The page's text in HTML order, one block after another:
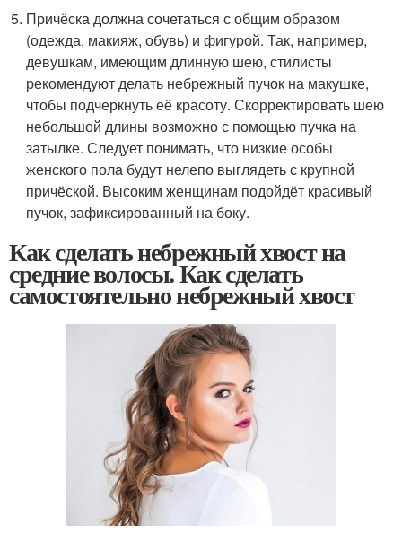
Причёска должна сочетаться с общим образом
(одежда, макияж, обувь) и фигурой. Так, например,
девушкам, имеющим длинную шею, стилисты
рекомендуют делать небрежный пучок на макушке,
чтобы подчеркнуть её красоту. Скорректировать шею
небольшой длины возможно с помощью пучка на
затылке. Следует понимать, что низкие особы
женского пола будут нелепо выглядеть с крупной
причёской. Высоким женщинам подойдёт красивый
пучок, зафиксированный на боку.
Как сделать небрежный хвост на
средние волосы. Как сделать
самостоятельно небрежный хвост